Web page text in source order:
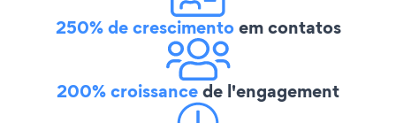
250% de crescimentoem contatos
200% croissancede l'engagement